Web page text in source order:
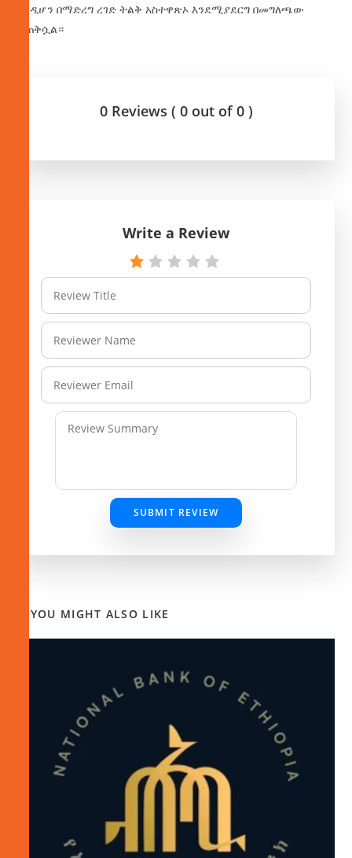
እንዲሆን በማድረግ ረገድ ትልቅ አስተዋጽኦ እንደሚያደርግ በመግለጫው
ተጠቅሷል።
0 Reviews ( 0 out of 0 )
Write a Review
SUBMIT REVIEW
YOU MIGHT ALSO LIKE